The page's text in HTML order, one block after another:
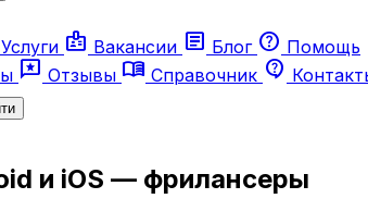
Услуги badge Вакансии article Блог help Помощь
reviews Отзывы menu_book Справочник contact_support
и iOS — фрилансеры